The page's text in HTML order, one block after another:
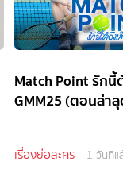
Match Point รัก
GMM25 (ตอนล่า
เรื่องย่อละคร 1 วันที่แ